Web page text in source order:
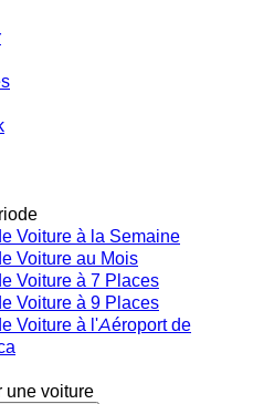
Voiture à la Semaine
Voiture au Mois
Voiture à 7 Places
Voiture à 9 Places
Voiture à l'Aéroport de
une voiture